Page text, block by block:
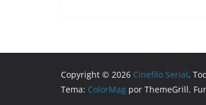
Copyright © 2026 Cinefilo Serial.
Tema: ColorMag por ThemeGrill.